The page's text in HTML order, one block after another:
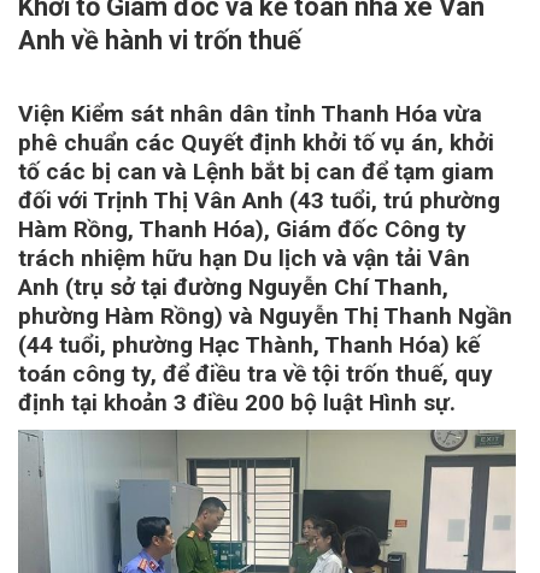
Khởi tố Giám đốc và kế toán nhà xe Vân
Anh về hành vi trốn thuế
Viện Kiểm sát nhân dân tỉnh Thanh Hóa vừa
phê chuẩn các Quyết định khởi tố vụ án, khởi
tố các bị can và Lệnh bắt bị can để tạm giam
đối với Trịnh Thị Vân Anh (43 tuổi, trú phường
Hàm Rồng, Thanh Hóa), Giám đốc Công ty
trách nhiệm hữu hạn Du lịch và vận tải Vân
Anh (trụ sở tại đường Nguyễn Chí Thanh,
phường Hàm Rồng) và Nguyễn Thị Thanh Ngần
(44 tuổi, phường Hạc Thành, Thanh Hóa) kế
toán công ty, để điều tra về tội trốn thuế, quy
định tại khoản 3 điều 200 bộ luật Hình sự.